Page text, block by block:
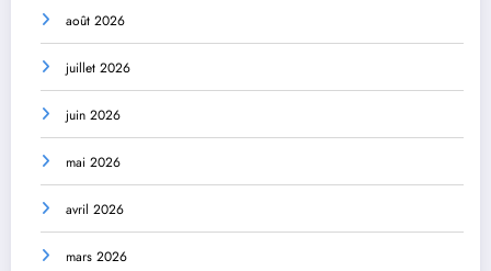
août 2026
juillet 2026
juin 2026
mai 2026
avril 2026
mars 2026